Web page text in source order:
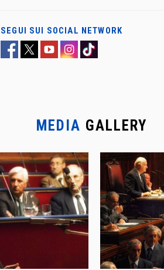
SEGUI SUI SOCIAL NETWORK
MEDIA GALLERY